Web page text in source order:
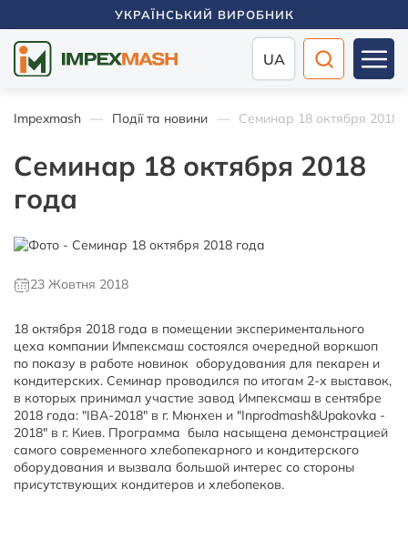
УКРАЇНСЬКИЙ ВИРОБНИК
UA
Impexmash Події та новини Семинар 18 октября 2018
Семинар 18 октября 2018
года
23 Жовтня 2018
18 октября 2018 года в помещении экспериментального
цеха компании Импексмаш состоялся очередной воркшоп
по показу в работе новинок оборудования для пекарен и
кондитерских. Семинар проводился по итогам 2-х выставок,
в которых принимал участие завод Импексмаш в сентябре
2018 года: "IBA-2018" в г. Мюнхен и "Inprodmash&Upakovka -
2018" в г. Киев. Программа была насыщена демонстрацией
самого современного хлебопекарного и кондитерского
оборудования и вызвала большой интерес со стороны
присутствующих кондитеров и хлебопеков.